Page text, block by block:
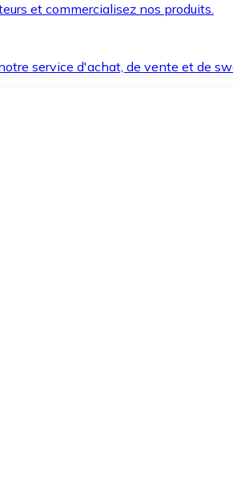
et commercialisez nos produits.
service d'achat, de vente et de